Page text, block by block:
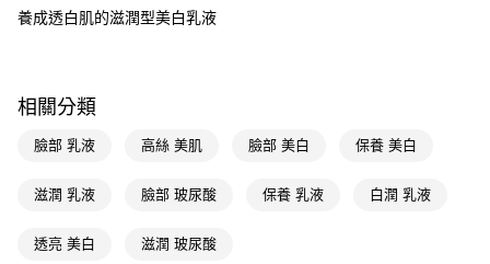
Google Pay
【關於「AFTEE先享後付」】
便利好安心！
２．便利：只要手機號碼，簡訊認證，即可結帳。
【「AFTEE先享後付」結帳流程】
每筆NT$65，滿NT$390(含以上)免運費
養成透白肌的滋潤型美白乳液
相關分類
臉部 乳液 高絲 美肌 臉部 美白 保養 美白
滋潤 乳液 臉部 玻尿酸 保養 乳液 白潤 乳液
透亮 美白 滋潤 玻尿酸